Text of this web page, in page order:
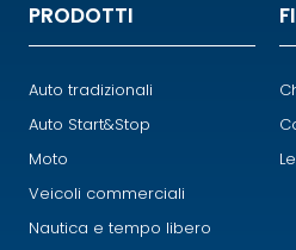
PRODOTTI
Auto tradizionali
Auto Start&Stop
Moto
Veicoli commerciali
Nautica e tempo libero